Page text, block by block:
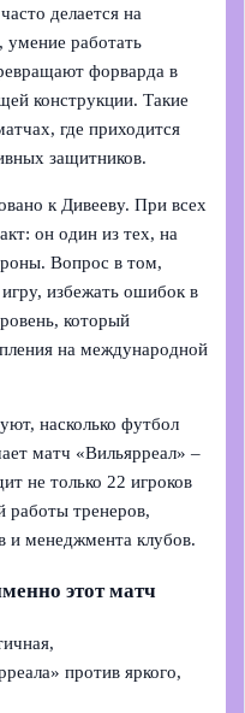
делается на
работать
форварда в
конструкции. Такие
где приходится
защитников.
к Дивееву. При всех
он один из тех, на
Вопрос в том,
избежать ошибок в
который
на международной
насколько футбол
матч «Вильярреал» –
не только 22 игроков
работы тренеров,
и менеджмента клубов.
этот матч
против яркого,